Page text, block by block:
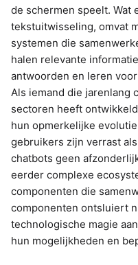
de schermen speelt. Wat
tekstuitwisseling, omvat
systemen die
halen relevante
antwoorden en leren
Als iemand die jarenlang
sectoren heeft
hun opmerkelijke
gebruikers zijn verrast
chatbots geen
eerder complexe
componenten die
componenten ontsluiert
technologische magie
hun mogelijkheden en